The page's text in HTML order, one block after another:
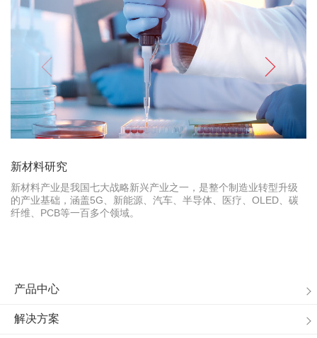
新材料研究
新材料产业是我国七大战略新兴产业之一，是整个制造业转型升级
的产业基础，涵盖5G、新能源、汽车、半导体、医疗、OLED、碳
纤维、PCB等一百多个领域。
产品中心
解决方案